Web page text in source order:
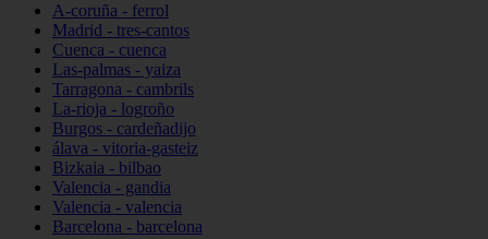
A-coruña - ferrol
Madrid - tres-cantos
Cuenca - cuenca
Las-palmas - yaiza
Tarragona - cambrils
La-rioja - logroño
Burgos - cardeñadijo
álava - vitoria-gasteiz
Bizkaia - bilbao
Valencia - gandia
Valencia - valencia
Barcelona - barcelona